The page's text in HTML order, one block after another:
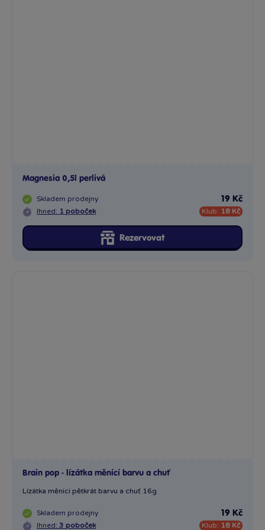
Magnesia 0,5l perlivá
Skladem prodejny
Ihned: 1 poboček
19 Kč
Klub: 18 Kč
Rezervovat
Brain pop - lízátka měnící barvu a chuť
Lízátka měnící pětkrát barvu a chuť 16g
Skladem prodejny
Ihned: 3 poboček
19 Kč
Klub: 18 Kč